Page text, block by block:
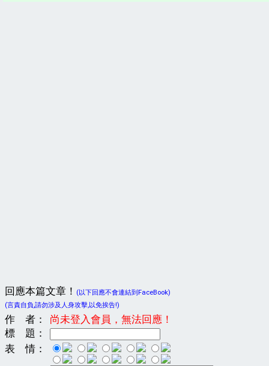
回應本篇文章！
(以下回應不會連結到FaceBook)
(言責自負,請勿涉及人身攻擊,以免挨告!)
作 者：
尚未登入會員，無法回應！
標 題：
表 情：